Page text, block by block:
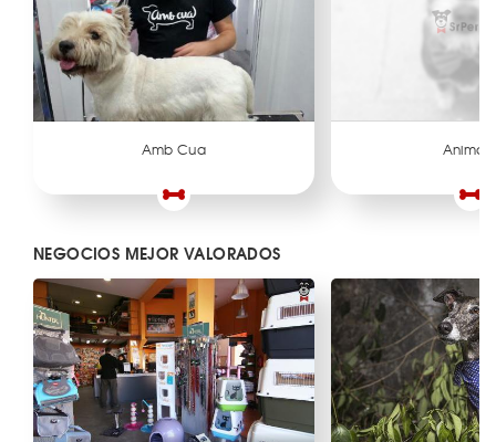
Amb Cua
NEGOCIOS MEJOR VALORADOS